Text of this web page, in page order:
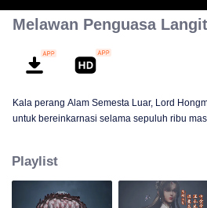
Melawan Penguasa Langit
Kala perang Alam Semesta Luar, Lord
untuk bereinkarnasi selama sepuluh ribu
membangkitkan ingatan akan Hongmeng.
tingkat Dewa dan giat berlatih demi
Tan Yun membalas kematian keluarganya
Playlist